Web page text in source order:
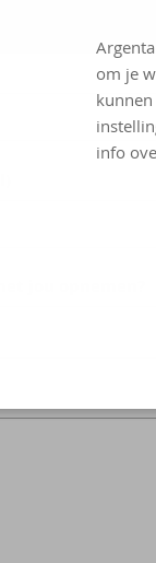
om je
info
jou opnemen?